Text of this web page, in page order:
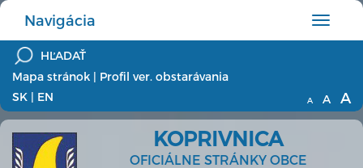
Hlavné
menu
Navigácia
Mapa stránok | Profil ver. obstarávania
SK | EN A A A
KOPRIVNICA
OFICIÁLNE STRÁNKY OBCE